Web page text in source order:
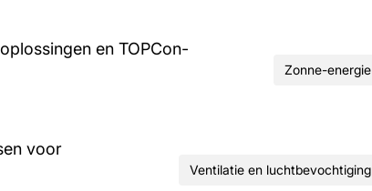
en TOPCon-
Zonne-energie
voor
Ventilatie en luchtbevochtiging